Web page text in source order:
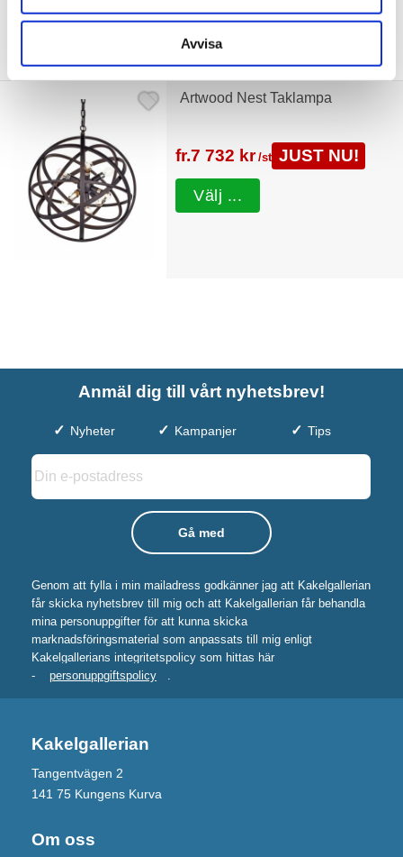
Avvisa
Tillbehör
Artwood Nest Taklampa
fr.7 732 kr /st JUST NU!
Välj ...
Anmäl dig till vårt nyhetsbrev!
Nyheter Kampanjer Tips
Genom att fylla i min mailadress godkänner jag att Kakelgallerian
får skicka nyhetsbrev till mig och att Kakelgallerian får behandla
mina personuppgifter för att kunna skicka
marknadsföringsmaterial som anpassats till mig enligt
Kakelgallerians integritetspolicy som hittas här
-
personuppgiftspolicy .
Kakelgallerian
Tangentvägen 2
141 75 Kungens Kurva
Om oss